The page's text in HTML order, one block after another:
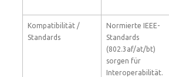
Kompatibilität /
Standards
Normierte IEEE-
Standards
(802.3af/at/bt)
sorgen für
Interoperabilität.